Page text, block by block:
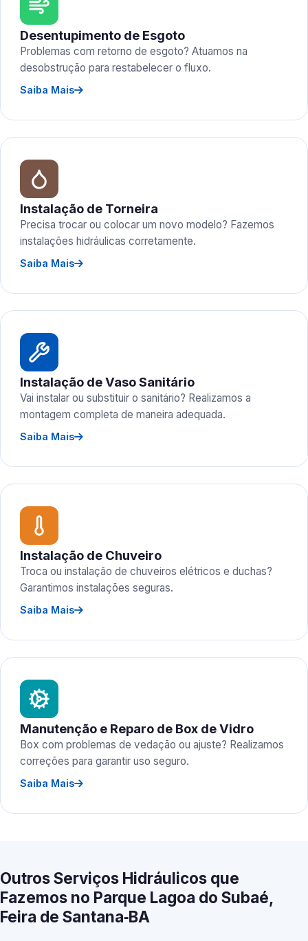
Desentupimento de Esgoto
Problemas com retorno de esgoto? Atuamos na
desobstrução para restabelecer o fluxo.
Saiba Mais
Instalação de Torneira
Precisa trocar ou colocar um novo modelo? Fazemos
instalações hidráulicas corretamente.
Saiba Mais
Instalação de Vaso Sanitário
Vai instalar ou substituir o sanitário? Realizamos a
montagem completa de maneira adequada.
Saiba Mais
Instalação de Chuveiro
Troca ou instalação de chuveiros elétricos e duchas?
Garantimos instalações seguras.
Saiba Mais
Manutenção e Reparo de Box de Vidro
Box com problemas de vedação ou ajuste? Realizamos
correções para garantir uso seguro.
Saiba Mais
Outros Serviços Hidráulicos que
Fazemos no Parque Lagoa do Subaé,
Feira de Santana‑BA